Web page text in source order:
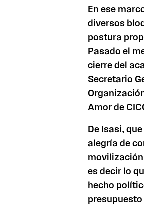
En ese
diversos
postura
Pasado el
cierre del
Secretario
Amor de
De Isasi,
alegría de
movilización
es decir lo
hecho
presupuesto